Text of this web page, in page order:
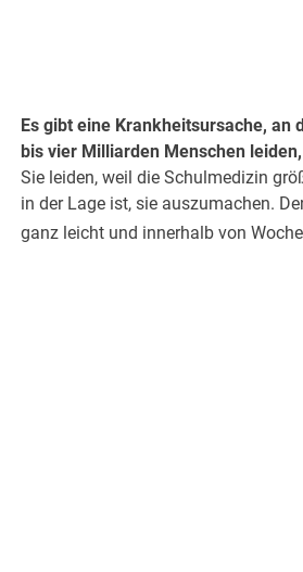
Es gibt eine Krankheitsursache, an
bis vier Milliarden Menschen
Sie leiden, weil die Schulmedizin
in der Lage ist, sie auszumachen.
ganz leicht und innerhalb von